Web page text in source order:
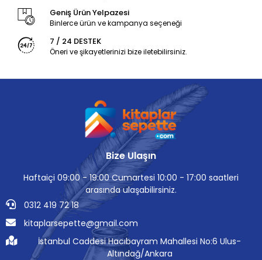
Geniş Ürün Yelpazesi
Binlerce ürün ve kampanya seçeneği
7 / 24 DESTEK
Öneri ve şikayetlerinizi bize iletebilirsiniz.
Bize Ulaşın
Haftaiçi 09:00 - 19:00 Cumartesi 10:00 - 17:00 saatleri
arasında ulaşabilirsiniz.
0312 419 72 18
kitaplarsepette@gmail.com
İstanbul Caddesi Hacıbayram Mahallesi No:6 Ulus-
Altındağ/Ankara